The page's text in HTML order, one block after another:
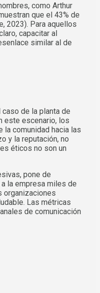
como Arthur
que el 43% de
2023). Para aquellos
capacitar al
similar al de
de la planta de
este escenario, los
comunidad hacia las
y la reputación, no
éticos no son un
pone de
la empresa miles de
organizaciones
Las métricas
de comunicación